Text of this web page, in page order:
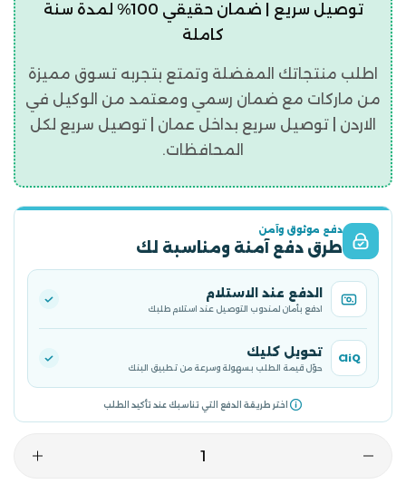
توصيل سريع | ضمان حقيقي 100% لمدة سنة
كاملة
اطلب منتجاتك المفضلة وتمتع بتجربه تسوق مميزة
من ماركات مع ضمان رسمي ومعتمد من الوكيل في
الاردن | توصيل سريع بداخل عمان | توصيل سريع لكل
المحافظات.
دفع موثوق وآمن
طرق دفع آمنة ومناسبة لك
الدفع عند الاستلام
ادفع بأمان لمندوب التوصيل عند استلام طلبك
CliQ تحويل كليك
حوّل قيمة الطلب بسهولة وسرعة من تطبيق البنك
اختر طريقة الدفع التي تناسبك عند تأكيد الطلب